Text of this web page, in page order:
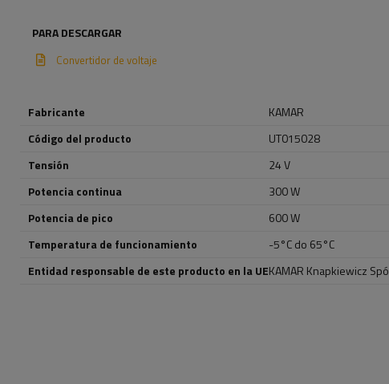
PARA DESCARGAR
Convertidor de voltaje
Fabricante
KAMAR
Código del producto
UT015028
Tensión
24 V
Potencia continua
300 W
Potencia de pico
600 W
Temperatura de funcionamiento
-5°C do 65°C
Entidad responsable de este producto en la UEKAMAR Knapkiewicz